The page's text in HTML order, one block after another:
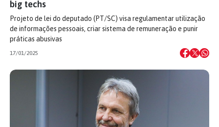
big techs
Projeto de lei do deputado (PT/SC) visa regulamentar utilização
de informações pessoais, criar sistema de remuneração e punir
práticas abusivas
17/01/2025